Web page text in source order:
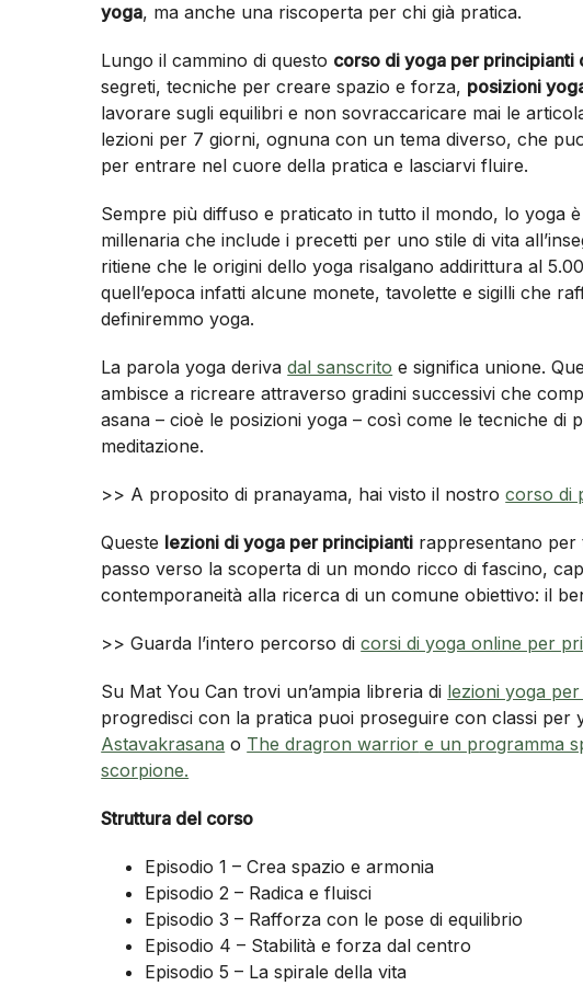
yoga, ma anche una riscoperta per chi già pratica.
Lungo il cammino di questo corso di yoga per principianti
segreti, tecniche per creare spazio e forza, posizioni
lavorare sugli equilibri e non sovraccaricare mai le
lezioni per 7 giorni, ognuna con un tema diverso, che
per entrare nel cuore della pratica e lasciarvi fluire.
Sempre più diffuso e praticato in tutto il mondo, lo yoga
millenaria che include i precetti per uno stile di vita
ritiene che le origini dello yoga risalgano addirittura al
quell’epoca infatti alcune monete, tavolette e sigilli che
definiremmo yoga.
La parola yoga derivadal sanscrito e significa unione.
ambisce a ricreare attraverso gradini successivi che
asana – cioè le posizioni yoga – così come le tecniche di
meditazione.
>> A proposito di pranayama, hai visto il nostrocorso di
Queste lezioni di yoga per principianti rappresentano per
passo verso la scoperta di un mondo ricco di fascino,
contemporaneità alla ricerca di un comune obiettivo: il
>> Guarda l’intero percorso dicorsi di yoga online per
Su Mat You Can trovi un’ampia libreria di lezioni yoga
progredisci con la pratica puoi proseguire con classi per
Astavakrasana o The dragron warrior e un programma
scorpione.
Struttura del corso
Episodio 1 – Crea spazio e armonia
Episodio 2 – Radica e fluisci
Episodio 3 – Rafforza con le pose di equilibrio
Episodio 4 – Stabilità e forza dal centro
Episodio 5 – La spirale della vita